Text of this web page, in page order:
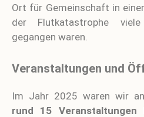
Ort für Gemeinschaft in
der Flutkatastrophe
gegangen waren.
Veranstaltungen und
Im Jahr 2025 waren wir
rund 15 Veranstaltungen